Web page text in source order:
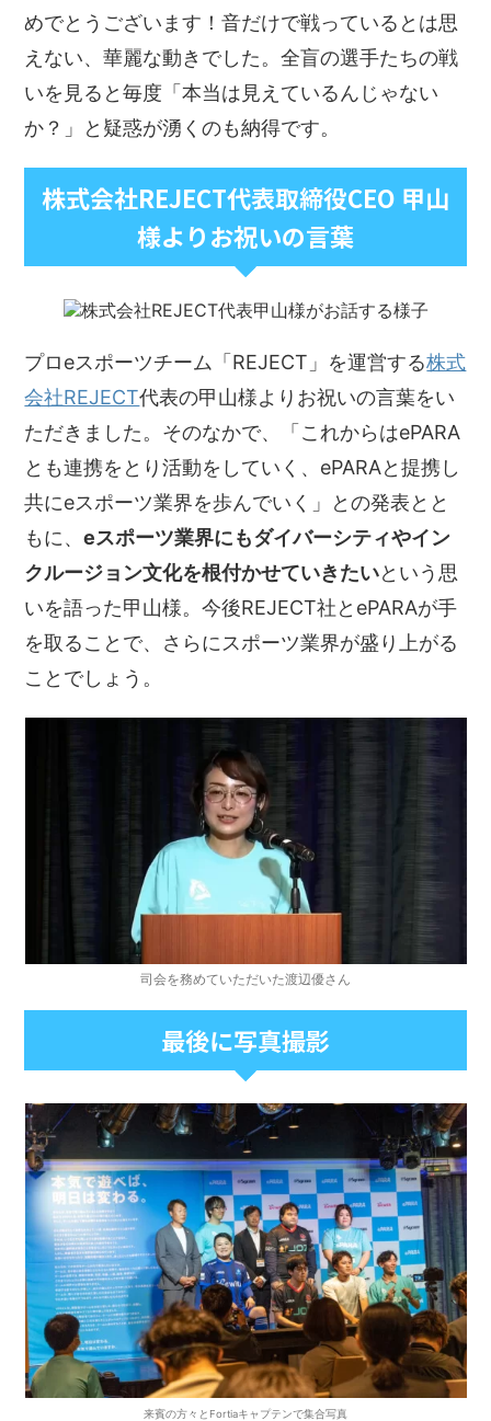
めでとうございます！音だけで戦っているとは思
えない、華麗な動きでした。全盲の選手たちの戦
いを見ると毎度「本当は見えているんじゃない
か？」と疑惑が湧くのも納得です。
株式会社REJECT代表取締役CEO 甲山
様よりお祝いの言葉
プロeスポーツチーム「REJECT」を運営する株式
会社REJECT代表の甲山様よりお祝いの言葉をい
ただきました。そのなかで、「これからはePARA
とも連携をとり活動をしていく、ePARAと提携し
共にeスポーツ業界を歩んでいく」との発表とと
もに、eスポーツ業界にもダイバーシティやイン
クルージョン文化を根付かせていきたいという思
いを語った甲山様。今後REJECT社とePARAが手
を取ることで、さらにスポーツ業界が盛り上がる
ことでしょう。
司会を務めていただいた渡辺優さん
最後に写真撮影
来賓の方々とFortiaキャプテンで集合写真